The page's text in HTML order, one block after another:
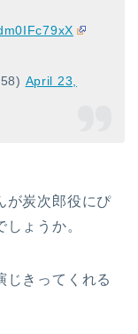
April 23,
が炭次郎役にぴ
ょうか。
じきってくれる